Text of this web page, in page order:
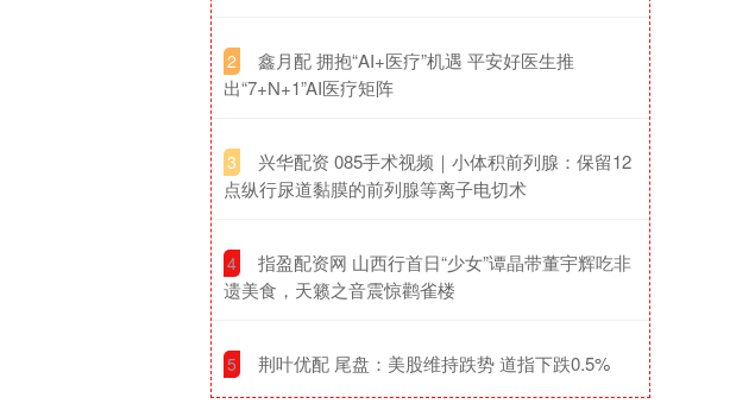
2
​鑫月配 拥抱“AI+医疗”机遇 平安好医生推
出“7+N+1”AI医疗矩阵
3
​兴华配资 085手术视频｜小体积前列腺：保留12
点纵行尿道黏膜的前列腺等离子电切术
4
​指盈配资网 山西行首日“少女”谭晶带董宇辉吃非
遗美食，天籁之音震惊鹳雀楼
5 ​荆叶优配 尾盘：美股维持跌势 道指下跌0.5%